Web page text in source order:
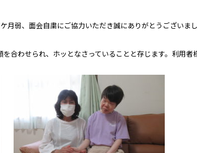
月弱、面会自粛にご協力いただき誠にありがとうございま
合わせられ、ホッとなさっていることと存じます。利用者